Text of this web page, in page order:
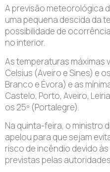
A previsão meteorológica
uma pequena descida da
possibilidade de
no interior.
As temperaturas máximas
Celsius (Aveiro e Sines) e
Branco e Évora) e as
Castelo, Porto, Aveiro,
os 25º (Portalegre).
Na quinta-feira, o ministro
apelou para que sejam
risco de incêndio devido
previstas pelas